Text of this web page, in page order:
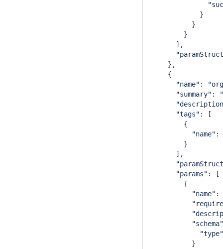
}
}
}
],
},
{
"name":
"summary":
"description":
"tags": [
{
"name":
}
],
"params": [
{
"name":
"description":
"type":
}